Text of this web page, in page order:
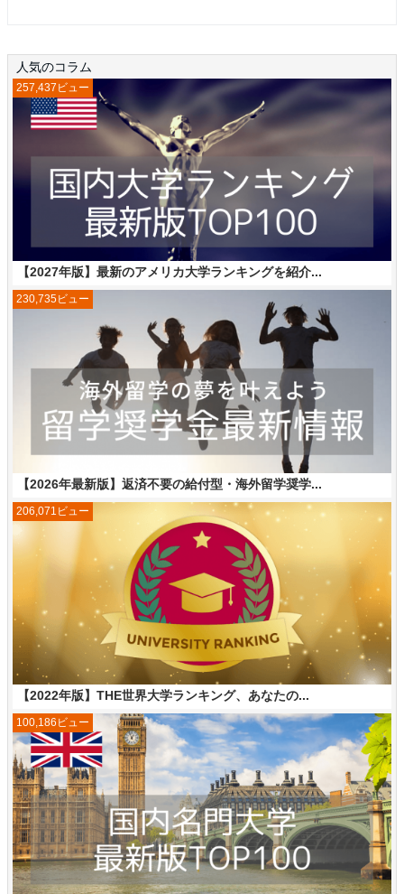
人気のコラム
【2027年版】最新のアメリカ大学ランキングを紹介...
257,437ビュー
【2026年最新版】返済不要の給付型・海外留学奨学...
230,735ビュー
【2022年版】THE世界大学ランキング、あなたの...
206,071ビュー
100,186ビュー